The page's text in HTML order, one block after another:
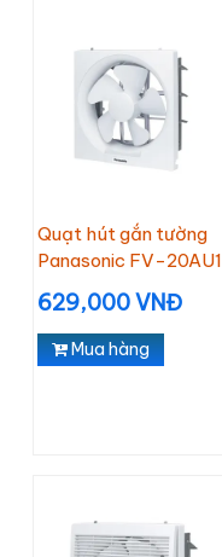
Quạt hút gắn tường
Panasonic FV-20AU1
629,000 VNĐ
Mua hàng